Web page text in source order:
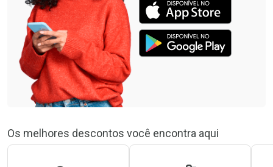
Os melhores descontos você encontra aqui